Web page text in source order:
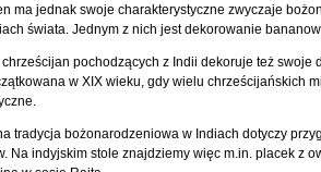
ma jednak swoje charakterystyczne zwyczaje
świata. Jednym z nich jest dekorowanie
pochodzących z Indii dekoruje też swoje
w XIX wieku, gdy wielu chrześcijańskich
tradycja bożonarodzeniowa w Indiach dotyczy
Na indyjskim stole znajdziemy więc m.in. placek z